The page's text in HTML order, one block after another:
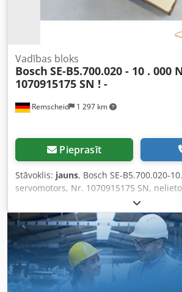
Remscheid 1 297 km
Vadības bloks
Bosch SE-B5.700.020 - 10 . 000
1070915175 SN ! -
Pieprasīt
Stāvoklis: jauns, Bosch SE-B5.700.020-
servomotors, Nr. 1070915175 SN,
oriģinālajā iepakojumā, 100% darba
apjoms atbilstoši fotogrāfijām.
transportēšanas izmaksas, lūdzu,
Codpfx Agsi D Hd Sjxerf